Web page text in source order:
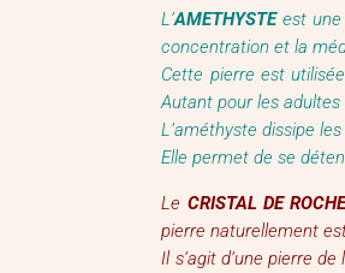
L’AMETHYSTEest une
concentration et la
Cette pierre est
Autant pour les
L’améthyste dissipe
Elle permet de se
Le CRISTAL DE
pierre naturellement
Il s’agit d’une pierre